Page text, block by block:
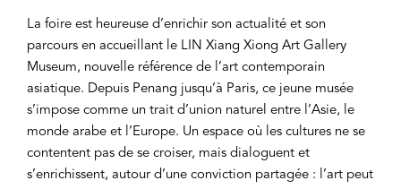
La foire est heureuse d’enrichir son actualité et son
parcours en accueillant le LIN Xiang Xiong Art Gallery
Museum, nouvelle référence de l’art contemporain
asiatique. Depuis Penang jusqu’à Paris, ce jeune musée
s’impose comme un trait d’union naturel entre l’Asie, le
monde arabe et l’Europe. Un espace où les cultures ne se
contentent pas de se croiser, mais dialoguent et
s’enrichissent, autour d’une conviction partagée : l’art peut